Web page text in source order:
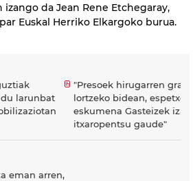
da Jean Rene Etchegaray,
Euskal Herriko Elkargoko burua.
larunbat
"Presoek hirugarren
lortzeko bidean, espetxe
eskumena Gasteizek
itxaropentsu gaude"
eman arren,